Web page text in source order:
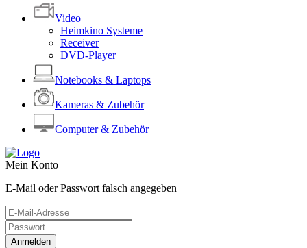
Video
Heimkino Systeme
Receiver
DVD-Player
Notebooks & Laptops
Kameras & Zubehör
Computer & Zubehör
Mein Konto
E-Mail oder Passwort falsch angegeben